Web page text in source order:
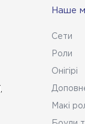
Наше
Сети
Роли
Онігірі
Макі